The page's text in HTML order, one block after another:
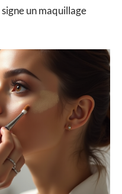
un maquillage